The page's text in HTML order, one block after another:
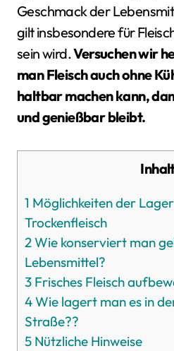
Geschmack der
gilt insbesondere für
sein wird.Versuchen wir
man Fleisch auch ohne
haltbar machen kann,
und genießbar bleibt.
1 Möglichkeiten der
Trockenfleisch
2Wie konserviert man
Lebensmittel?
3 Frisches Fleisch
4Wie lagert man es in
Straße??
5 Nützliche Hinweise